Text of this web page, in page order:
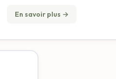
En savoir plus →